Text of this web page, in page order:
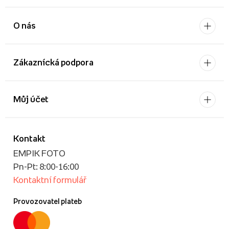
O nás
Zákaznícká podpora
Kontakt
EMPIK FOTO
Pn-Pt: 8:00-16:00
Kontaktní formulář
Provozovatel plateb
Můj účet